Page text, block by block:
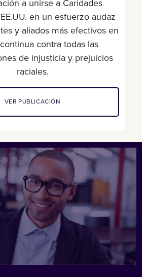
a unirse a Caridades
en un esfuerzo audaz
y aliados más efectivos en
contra todas las
de injusticia y prejuicios
raciales.
VER PUBLICACIÓN